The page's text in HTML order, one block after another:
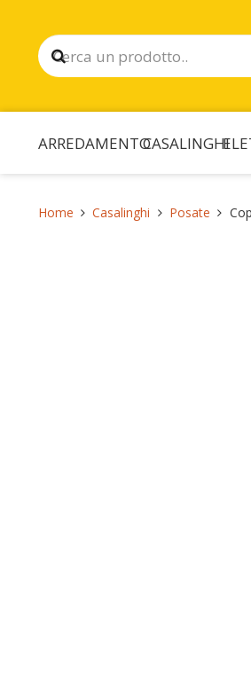
ARREDAMENTOCASALINGHI
Home Casalinghi Posate